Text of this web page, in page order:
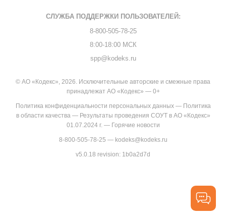
СЛУЖБА ПОДДЕРЖКИ ПОЛЬЗОВАТЕЛЕЙ:
8-800-505-78-25
8:00-18:00 МСК
spp@kodeks.ru
© АО «Кодекс», 2026. Исключительные авторские и смежные права
принадлежат АО «Кодекс» — 0+
Политика конфиденциальности персональных данных— Политика
в области качества— Результаты проведения СОУТ в АО «Кодекс»
01.07.2024 г.— Горячие новости
8-800-505-78-25 — kodeks@kodeks.ru
v5.0.18 revision: 1b0a2d7d